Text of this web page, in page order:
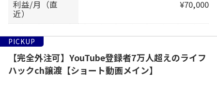
利益/月（直
近）
¥70,000
PICKUP
【完全外注可】YouTube登録者7万人超えのライフ
ハックch譲渡【ショート動画メイン】